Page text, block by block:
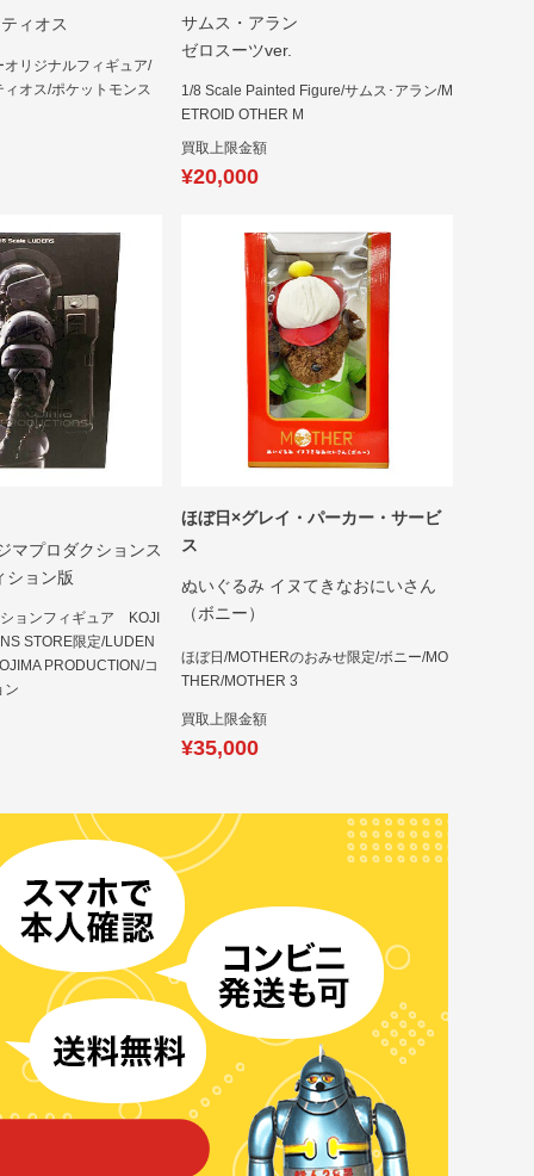
ィオス
リジナルフィギュア/
オス/ポケットモンス
サムス・アラン
ゼロスーツver.
1/8 Scale Painted Figure/サムス･アラン/M
ETROID OTHER M
買取上限金額
¥20,000
マプロダクションス
ション版
ョンフィギュア KOJI
STORE限定/LUDEN
PRODUCTION/コ
ン
ほぼ日×グレイ・パーカー・サービ
ス
ぬいぐるみ イヌてきなおにいさん
（ボニー）
ほぼ日/MOTHERのおみせ限定/ボニー/MO
THER/MOTHER 3
買取上限金額
¥35,000